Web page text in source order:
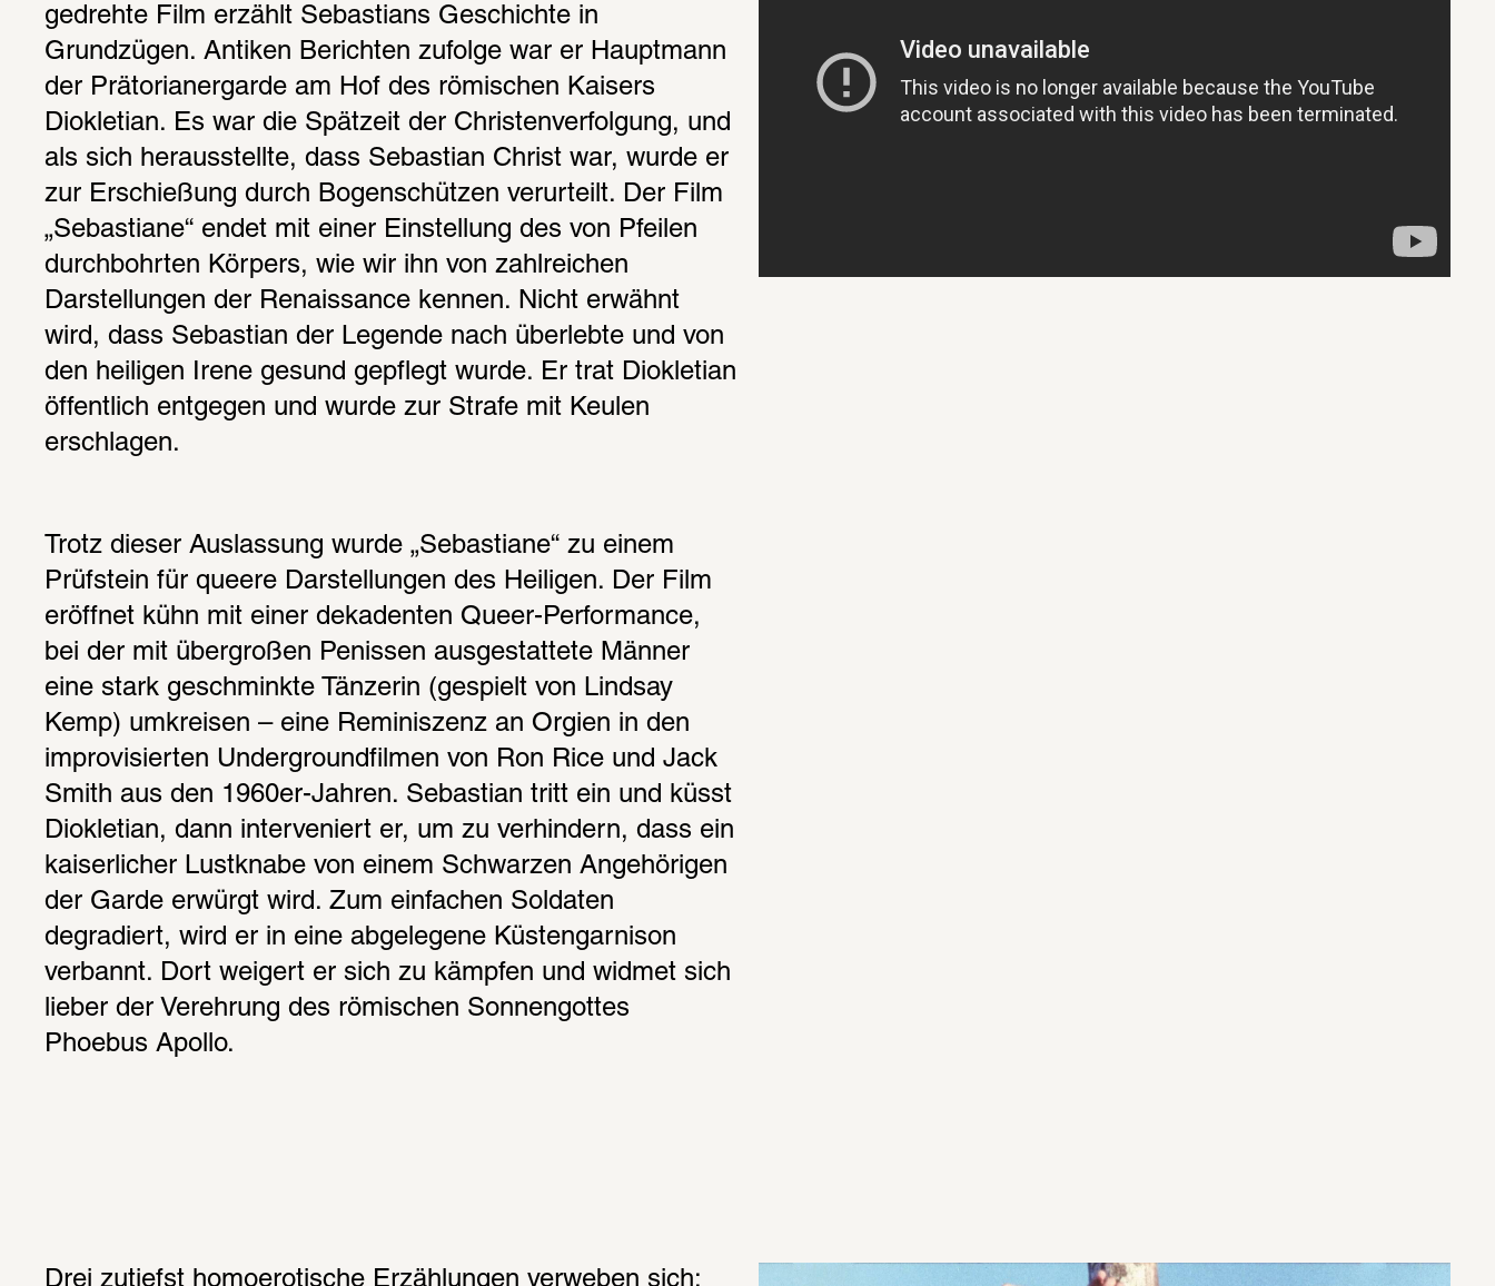
gedrehte Film erzählt Sebastians Geschichte in
Grundzügen. Antiken Berichten zufolge war er Hauptmann
der Prätorianergarde am Hof des römischen Kaisers
Diokletian. Es war die Spätzeit der Christenverfolgung, und
als sich herausstellte, dass Sebastian Christ war, wurde er
zur Erschießung durch Bogenschützen verurteilt. Der Film
„Sebastiane“ endet mit einer Einstellung des von Pfeilen
durchbohrten Körpers, wie wir ihn von zahlreichen
Darstellungen der Renaissance kennen. Nicht erwähnt
wird, dass Sebastian der Legende nach überlebte und von
den heiligen Irene gesund gepflegt wurde. Er trat Diokletian
öffentlich entgegen und wurde zur Strafe mit Keulen
erschlagen.
Trotz dieser Auslassung wurde „Sebastiane“ zu einem
Prüfstein für queere Darstellungen des Heiligen. Der Film
eröffnet kühn mit einer dekadenten Queer-Performance,
bei der mit übergroßen Penissen ausgestattete Männer
eine stark geschminkte Tänzerin (gespielt von Lindsay
Kemp) umkreisen – eine Reminiszenz an Orgien in den
improvisierten Undergroundfilmen von Ron Rice und Jack
Smith aus den 1960er-Jahren. Sebastian tritt ein und küsst
Diokletian, dann interveniert er, um zu verhindern, dass ein
kaiserlicher Lustknabe von einem Schwarzen Angehörigen
der Garde erwürgt wird. Zum einfachen Soldaten
degradiert, wird er in eine abgelegene Küstengarnison
verbannt. Dort weigert er sich zu kämpfen und widmet sich
lieber der Verehrung des römischen Sonnengottes
Phoebus Apollo.
Drei zutiefst homoerotische Erzählungen verweben sich: